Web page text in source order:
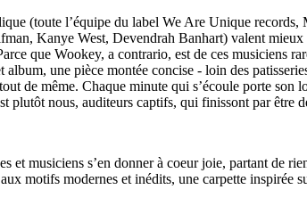
(toute l’équipe du label We Are Unique
Kanye West, Devendrah Banhart) valent
que Wookey, a contrario, est de ces musiciens
une pièce montée concise - loin des
de même. Chaque minute qui s’écoule porte
plutôt nous, auditeurs captifs, qui finissont par être
et musiciens s’en donner à coeur joie, partant de
motifs modernes et inédits, une carpette inspirée